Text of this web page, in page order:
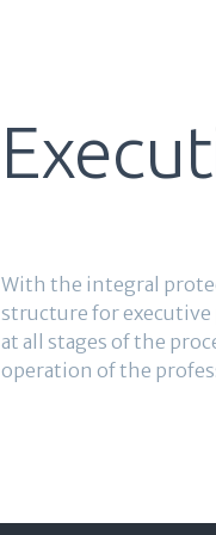
With the integral
structure for
at all stages of the
operation of the